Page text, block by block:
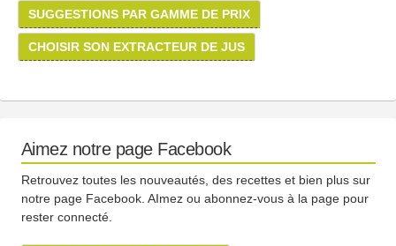
SUGGESTIONS PAR GAMME DE PRIX
CHOISIR SON EXTRACTEUR DE JUS
Aimez notre page Facebook
Retrouvez toutes les nouveautés, des recettes et bien plus sur
notre page Facebook. AImez ou abonnez-vous à la page pour
rester connecté.